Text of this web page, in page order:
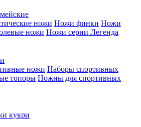
ножи Ножи финки Ножи
ножи Ножи серии Легенда
ножи Наборы спортивных
топоры Ножны для спортивных
кукри